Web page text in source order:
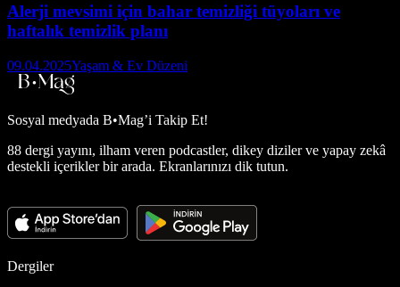
Alerji mevsimi için bahar temizliği tüyoları ve
haftalık temizlik planı
09.04.2025Yaşam & Ev Düzeni
Sosyal medyada B•Mag’i Takip Et!
88 dergi yayını, ilham veren podcastler, dikey diziler ve yapay zekâ
destekli içerikler bir arada. Ekranlarınızı dik tutun.
Dergiler